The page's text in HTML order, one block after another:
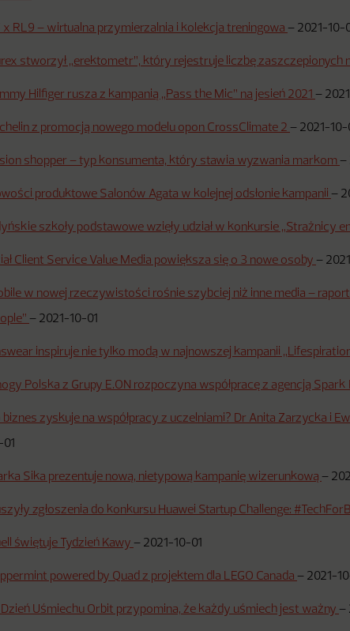
x RL9 – wirtualna przymierzalnia i kolekcja treningowa – 2021-10-
stworzył „erektometr”, który rejestruje liczbę zaszczepionych
Hilfiger rusza z kampanią „Pass the Mic” na jesień 2021 –
z promocją nowego modelu opon CrossClimate 2 – 2021-10-
shopper – typ konsumenta, który stawia wyzwania markom –
produktowe Salonów Agata w kolejnej odsłonie kampanii –
szkoły podstawowe wzięły udział w konkursie „Strażnicy
Client Service Value Media powiększa się o 3 nowe osoby –
w nowej rzeczywistości rośnie szybciej niż inne media – raport
– 2021-10-01
inspiruje nie tylko modą w najnowszej kampanii
Polska z Grupy E.ON rozpoczyna współpracę z agencją Spark
biznes zyskuje na współpracy z uczelniami? Dr Anita Zarzycka i
Sika prezentuje nową, nietypową kampanię wizerunkową –
zgłoszenia do konkursu Huawei Startup Challenge:
świętuje Tydzień Kawy – 2021-10-01
powered by Quad z projektem dla LEGO Canada – 2021-
Uśmiechu Orbit przypomina, że każdy uśmiech jest ważny –